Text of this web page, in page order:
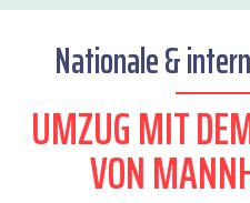
Nationale &
UMZUG MIT
VON